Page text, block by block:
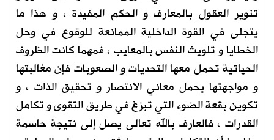
تنوير العقول بالمعارف و الحكم المفيدة ، و هذا ما
يتجلى في القوة الداخلية الممانعة للوقوع في وحل
الخطايا و تلويث النفس بالمعايب ، فمهما كانت الظروف
الحياتية تحمل معها التحديات و الصعوبات فإن مغالبتها
و مواجهتها يحمل معاني الانتصار و تحقيق الذات ، و
تكوين بقعة الضوء التي تبزغ في طريق التقوى و تكامل
القدرات ، فالعارف بالله تعالى يصل إلى نتيجة حاسمة